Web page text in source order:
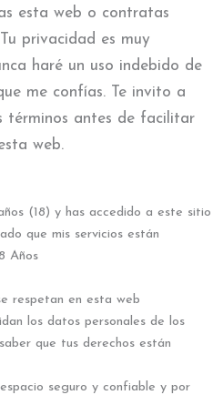
esta web o contratas
privacidad es muy
haré un uso indebido de
me confías. Te invito a
términos antes de facilitar
web.
(18) y has accedido a este sitio
que mis servicios están
Años
respetan en esta web
los datos personales de los
que tus derechos están
seguro y confiable y por